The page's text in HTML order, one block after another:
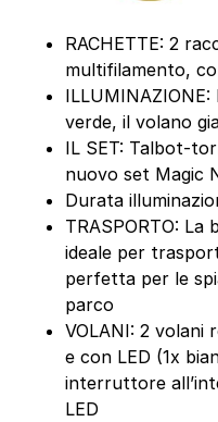
RACHETTE: 2
multifilamento,
verde, il volano
IL SET: Talbot-
nuovo set Magic
Durata
TRASPORTO:
ideale per
perfetta per le
parco
VOLANI: 2 volani
e con LED (1x
interruttore
LED